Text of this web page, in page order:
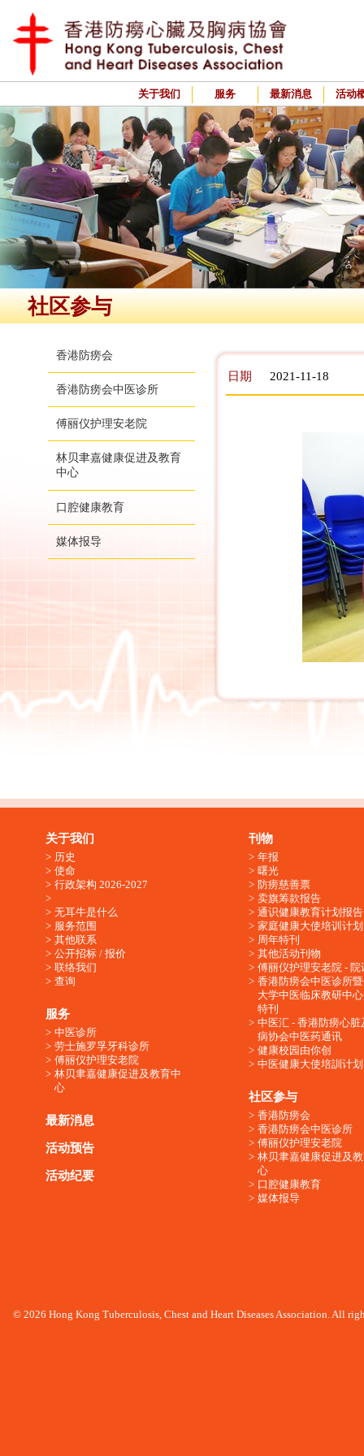
关于我们 服务 最新消息 活动
社区参与
香港防痨会
香港防痨会中医诊所
傅丽仪护理安老院
林贝聿嘉健康促进及教育
中心
口腔健康教育
媒体报导
日期 2021-11-18
关于我们
历史
使命
行政架构 2026-2027
无耳牛是什么
服务范围
其他联系
公开招标 / 报价
联络我们
查询
服务
中医诊所
劳士施罗孚牙科诊所
傅丽仪护理安老院
林贝聿嘉健康促进及教育中
心
最新消息
活动预告
活动纪要
刊物
年报
曙光
防痨慈善票
卖旗筹款报告
通识健康教育计划报告
家庭健康大使培训计划
周年特刊
其他活动刊物
傅丽仪护理安老院 - 院
香港防痨会中医诊所
大学中医临床教研中
特刊
中医汇 - 香港防痨心脏
病协会中医药通讯
健康校园由你创
中医健康大使培訓计划
社区参与
香港防痨会
香港防痨会中医诊所
傅丽仪护理安老院
林贝聿嘉健康促进及
心
口腔健康教育
媒体报导
© 2026 Hong Kong Tuberculosis, Chest and Heart Diseases Association. All